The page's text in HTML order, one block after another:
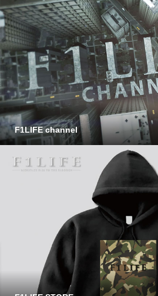
F1LIFE channel